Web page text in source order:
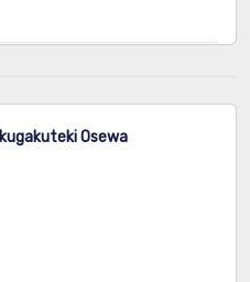
67 2026-08-02
Osewa